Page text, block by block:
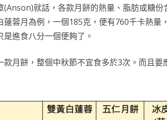
(Anson)就話，各款月餅的熱量、脂肪或糖
蓮蓉月為例，一個185克，便有760千卡熱量
進食八分一個便夠了。
月餅，整個中秋節不宜食多於3次。而且